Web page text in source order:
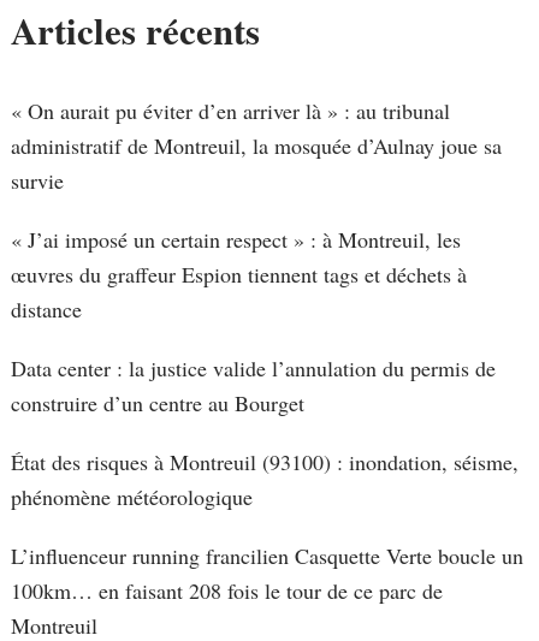
Articles récents
« On aurait pu éviter d’en arriver là » : au tribunal
administratif de Montreuil, la mosquée d’Aulnay joue sa
survie
« J’ai imposé un certain respect » : à Montreuil, les
œuvres du graffeur Espion tiennent tags et déchets à
distance
Data center : la justice valide l’annulation du permis de
construire d’un centre au Bourget
État des risques à Montreuil (93100) : inondation, séisme,
phénomène météorologique
L’influenceur running francilien Casquette Verte boucle un
100km… en faisant 208 fois le tour de ce parc de
Montreuil